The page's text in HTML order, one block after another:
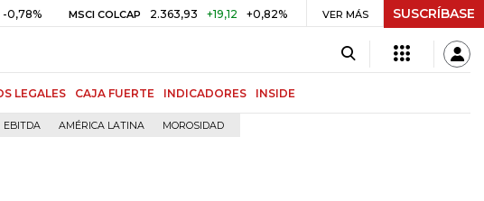
MSCI COLCAP 2.363,93 +19,12 +0,82% PETRÓLEO WTI US$ 75,09 -US$ 0,24
VER MÁS SUSCRÍBASE
LEGALES CAJA FUERTE INDICADORES INSIDE
EBITDA AMÉRICA LATINA MOROSIDAD